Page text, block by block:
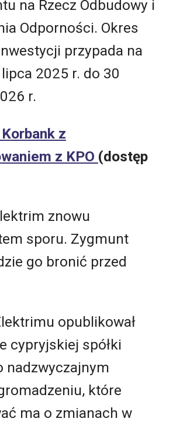
na Rzecz Odbudowy i
Odporności. Okres
przypada na
2025 r. do 30
r.
Korbank z
z KPO (dostęp
znowu
sporu. Zygmunt
go bronić przed
opublikował
cypryjskiej spółki
nadzwyczajnym
które
ma o zmianach w